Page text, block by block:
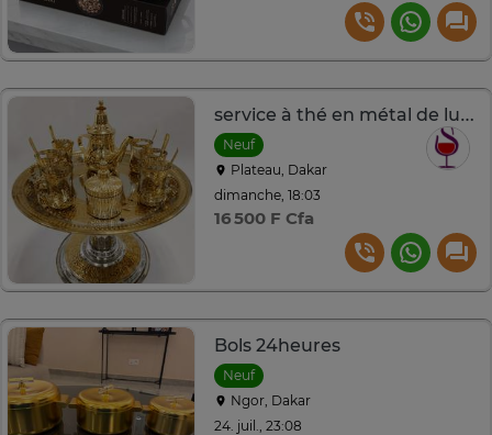
service à thé en métal de luxe dore
Neuf
Plateau, Dakar
dimanche, 18:03
16 500 F Cfa
Bols 24heures
Neuf
Ngor, Dakar
24. juil., 23:08